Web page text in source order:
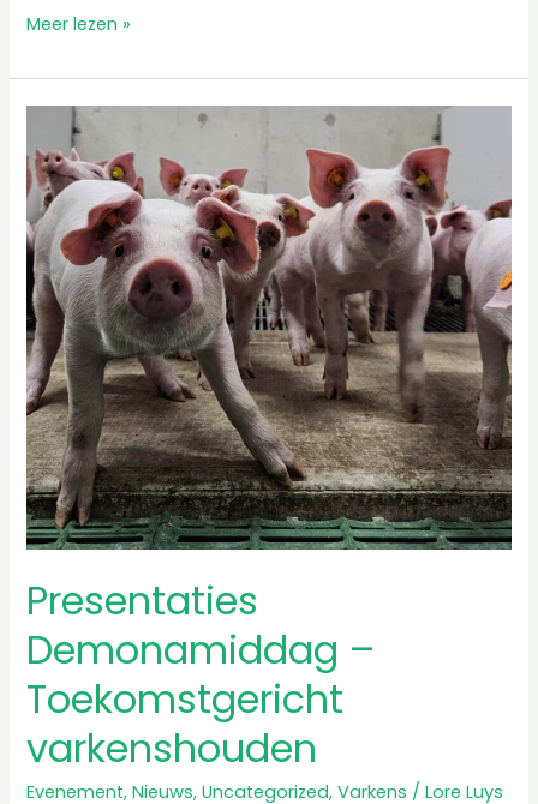
Meer lezen »
Presentaties
Demonamiddag –
Toekomstgericht
varkenshouden
Evenement,Nieuws,Uncategorized,Varkens /Lore Luys
Presentaties
Demonamiddag
–
Toekomstgericht
varkenshouden